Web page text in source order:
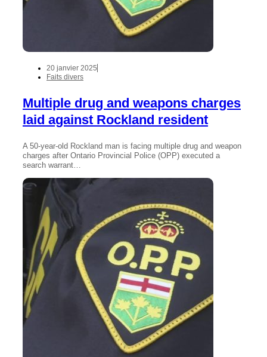
20 janvier 2025
Faits divers
Multiple drug and weapons charges
laid against Rockland resident
A 50-year-old Rockland man is facing multiple drug and weapon
charges after Ontario Provincial Police (OPP) executed a
search warrant…